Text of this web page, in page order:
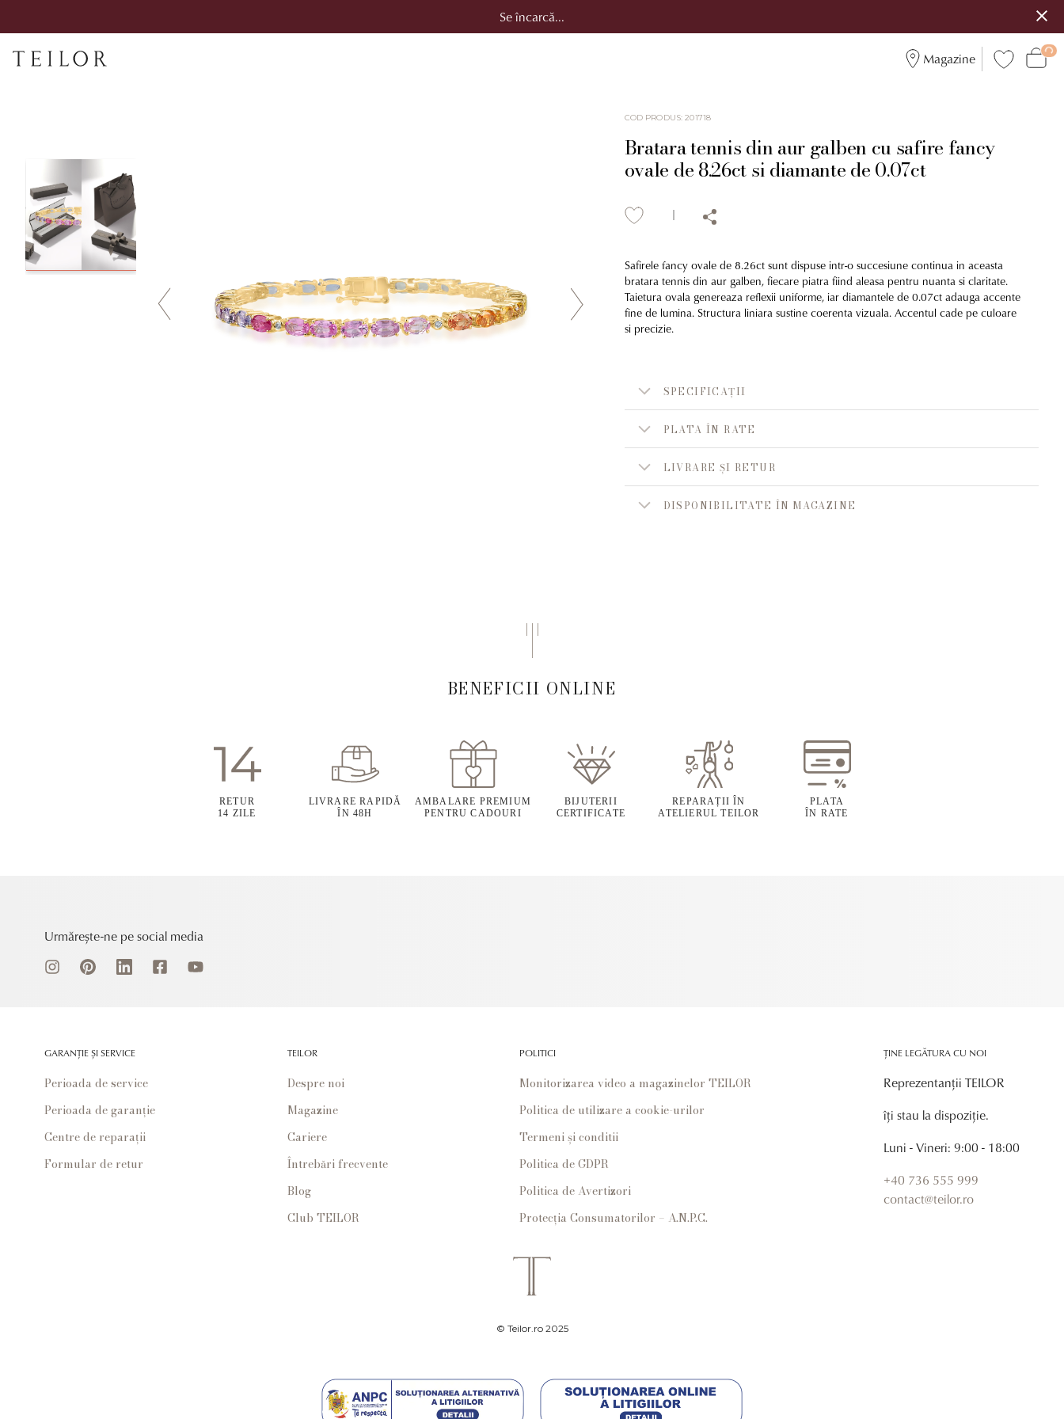
Se încarcă...
Magazine
COD PRODUS:201718
Bratara tennis din aur galben cu safire fancy
ovale de 8.26ct si diamante de 0.07ct
Safirele fancy ovale de 8.26ct sunt dispuse intr-o succesiune continua in aceasta
bratara tennis din aur galben, fiecare piatra fiind aleasa pentru nuanta si claritate.
Taietura ovala genereaza reflexii uniforme, iar diamantele de 0.07ct adauga accente
fine de lumina. Structura liniara sustine coerenta vizuala. Accentul cade pe culoare
si precizie.
SPECIFICAȚII
PLATA ÎN RATE
LIVRARE ȘI RETUR
DISPONIBILITATE ÎN MAGAZINE
BENEFICII ONLINE
RETUR
14 ZILE
LIVRARE RAPIDĂ
ÎN 48H
AMBALARE PREMIUM
PENTRU CADOURI
BIJUTERII
CERTIFICATE
REPARAȚII ÎN
ATELIERUL TEILOR
PLATA
ÎN RATE
Urmărește-ne pe social media
GARANȚIE ȘI SERVICE
Perioada de service
Perioada de garanție
Centre de reparații
Formular de retur
TEILOR
Despre noi
Magazine
Cariere
Întrebări frecvente
Blog
Club TEILOR
POLITICI
Monitorizarea video a magazinelor TEILOR
Politica de utilizare a cookie-urilor
Termeni și conditii
Politica de GDPR
Politica de Avertizori
Protecția Consumatorilor – A.N.P.C.
ȚINE LEGĂTURA CU NOI
Reprezentanții TEILOR
îți stau la dispoziție.
Luni - Vineri: 9:00 - 18:00
+40 736 555 999
contact@teilor.ro
© Teilor.ro 2025